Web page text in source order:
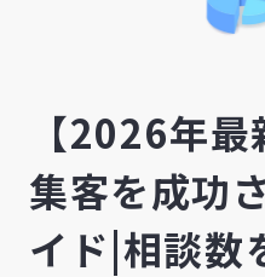
【2026年
集客を成功
イド|相談数